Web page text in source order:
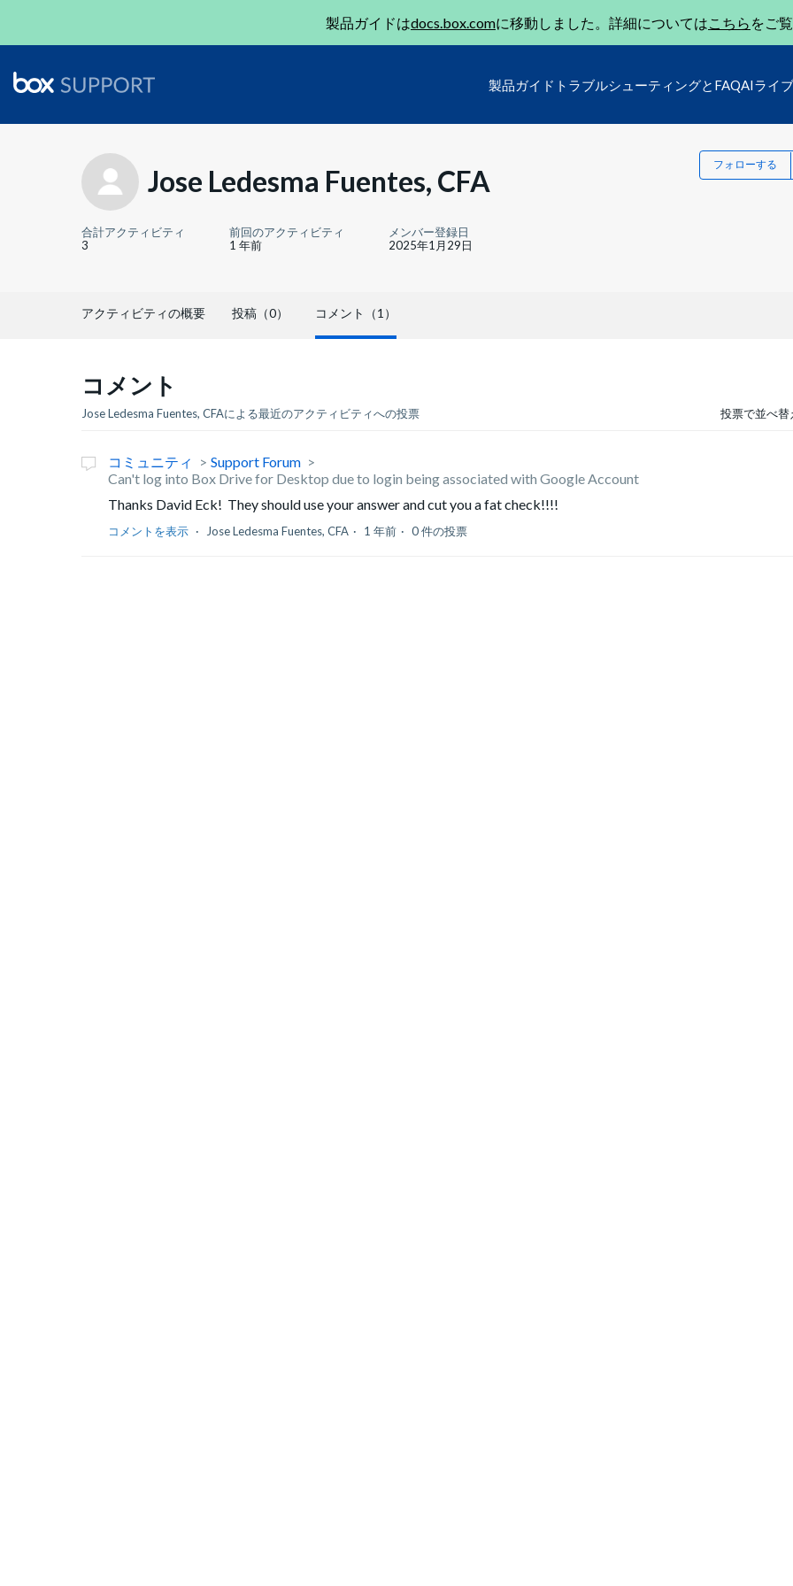
製品ガイドはdocs.box.comに移動しました。詳細についてはこちら をご
製品ガイド トラブルシューティングとFAQAIライ
Jose Ledesma Fuentes, CFA フォローする
合計アクティビティ
3
前回のアクティビティ
1 年前
メンバー登録日
2025年1月29日
アクティビティの概要 投稿（0） コメント（1）
コメント
Jose Ledesma Fuentes, CFAによる最近のアクティビティへの投票 投票で並べ
コミュニティ
Support Forum
Can't log into Box Drive for Desktop due to login being associated with Google Account
Thanks David Eck! They should use your answer and cut you a fat check!!!!
コメントを表示 Jose Ledesma Fuentes, CFA 1 年前 0 件の投票